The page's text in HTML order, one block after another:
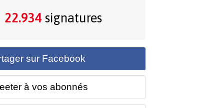
22.934 signatures
sur Facebook
à vos abonnés